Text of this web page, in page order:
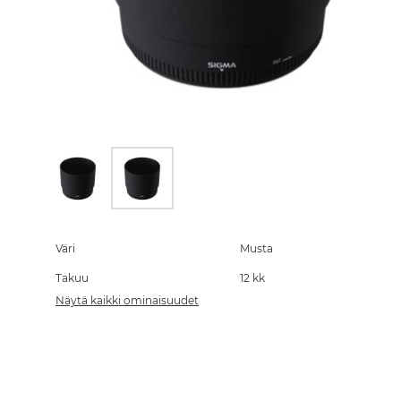
the
of
the
images
Väri Musta
Takuu
12 kk
Näytä kaikki ominaisuudet